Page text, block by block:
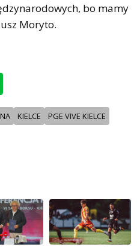
bo mamy
Moryto.
KIELCE PGE VIVE KIELCE